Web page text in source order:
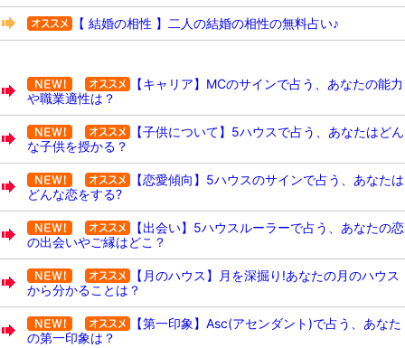
【 結婚の相性 】二人の結婚の相性の無料占い♪
【キャリア】MCのサインで占う、あなたの能力
や職業適性は？
【子供について】5ハウスで占う、あなたはどん
な子供を授かる？
【恋愛傾向】5ハウスのサインで占う、あなたは
どんな恋をする?
【出会い】5ハウスルーラーで占う、あなたの恋
の出会いやご縁はどこ？
【月のハウス】月を深掘り!あなたの月のハウス
から分かることは？
【第一印象】Asc(アセンダント)で占う、あなた
の第一印象は？